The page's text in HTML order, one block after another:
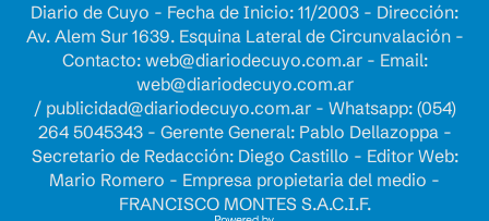
Diario de Cuyo - Fecha de Inicio: 11/2003 - Dirección:
Av. Alem Sur 1639. Esquina Lateral de Circunvalación -
Contacto: web@diariodecuyo.com.ar- Email:
web@diariodecuyo.com.ar
/ publicidad@diariodecuyo.com.ar- Whatsapp: (054)
264 5045343 - Gerente General: Pablo Dellazoppa -
Secretario de Redacción: Diego Castillo - Editor Web:
Mario Romero - Empresa propietaria del medio -
FRANCISCO MONTES S.A.C.I.F.